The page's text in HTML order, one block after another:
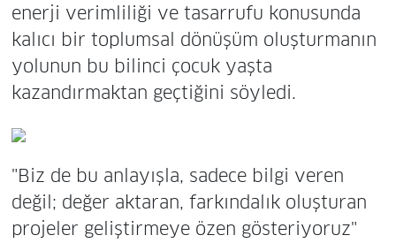
enerji verimliliği ve tasarrufu konusunda
kalıcı bir toplumsal dönüşüm oluşturmanın
yolunun bu bilinci çocuk yaşta
kazandırmaktan geçtiğini söyledi.
"Biz de bu anlayışla, sadece bilgi veren
değil; değer aktaran, farkındalık oluşturan
projeler geliştirmeye özen gösteriyoruz"